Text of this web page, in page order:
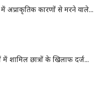
अप्राकृतिक कारणों से मरने वाले...
में शामिल छात्रों के खिलाफ दर्ज...